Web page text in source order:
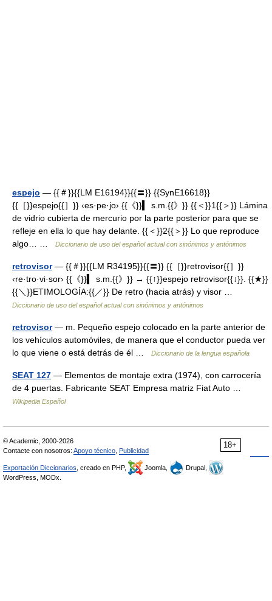
espejo — {{＃}}{{LM E16194}}{{〓}} {{SynE16618}}
{{［}}espejo{{］}} ‹es·pe·jo› {{《}}▍ s.m.{{》}} {{＜}}1{{＞}} Lámina
de vidrio cubierta de mercurio por la parte posterior para que se
refleje en ella lo que hay delante. {{＜}}2{{＞}} Lo que reproduce
algo… …
Diccionario de uso del español actual con sinónimos y antónimos
retrovisor— {{＃}}{{LM R34195}}{{〓}} {{［}}retrovisor{{］}}
‹re·tro·vi·sor› {{《}}▍ s.m.{{》}} → {{↑}}espejo retrovisor{{↓}}. {{★}}
{{＼}}ETIMOLOGÍA:{{／}} De retro (hacia atrás) y visor …
Diccionario de uso del español actual con sinónimos y antónimos
retrovisor— m. Pequeño espejo colocado en la parte anterior de
los vehículos automóviles, de manera que el conductor pueda ver
lo que viene o está detrás de él …
Diccionario de la lengua española
SEAT 127 — Elementos de montaje extra (1974), con carrocería
de 4 puertas. Fabricante SEAT Empresa matriz Fiat Auto …
Wikipedia Español
18+
© Academic, 2000-2026
Contacte con nosotros: Apoyo técnico Publicidad
Exportación Diccionarios , creado en PHP, Joomla,
Drupal,
WordPress, MODx.